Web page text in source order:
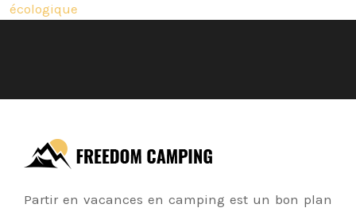
écologique
Partir en vacances en camping est un bon plan